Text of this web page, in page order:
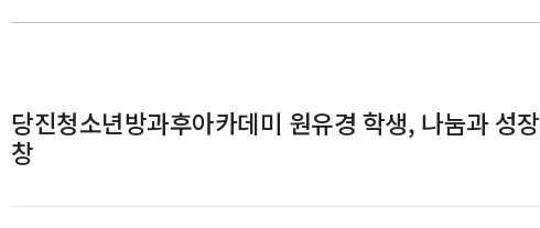
당진청소년방과후아카데미 원유경 학생, 나눔과 성
창